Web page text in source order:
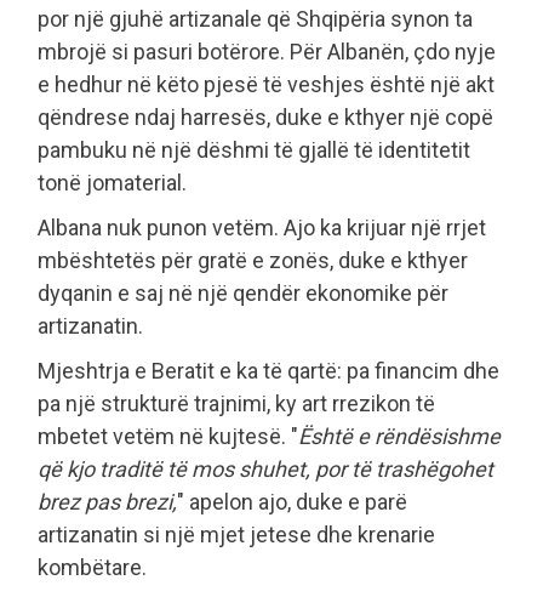
por një gjuhë artizanale që Shqipëria synon ta
mbrojë si pasuri botërore. Për Albanën, çdo nyje
e hedhur në këto pjesë të veshjes është një akt
qëndrese ndaj harresës, duke e kthyer një copë
pambuku në një dëshmi të gjallë të identitetit
tonë jomaterial.
Albana nuk punon vetëm. Ajo ka krijuar një rrjet
mbështetës për gratë e zonës, duke e kthyer
dyqanin e saj në një qendër ekonomike për
artizanatin.
Mjeshtrja e Beratit e ka të qartë: pa financim dhe
pa një strukturë trajnimi, ky art rrezikon të
mbetet vetëm në kujtesë. "Është e rëndësishme
që kjo traditë të mos shuhet, por të trashëgohet
brez pas brezi," apelon ajo, duke e parë
artizanatin si një mjet jetese dhe krenarie
kombëtare.